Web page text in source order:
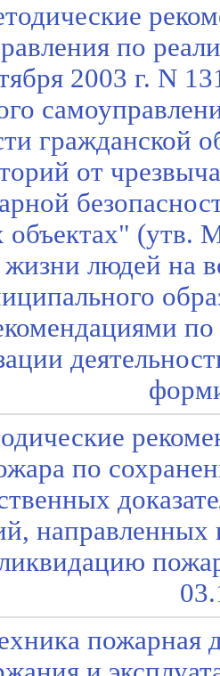
по
2003 г. N
гражданской
от
объектах" (утв.
людей на
по
пожарная